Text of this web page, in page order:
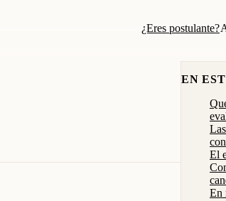
¿Eres postulante?
EN
El
En